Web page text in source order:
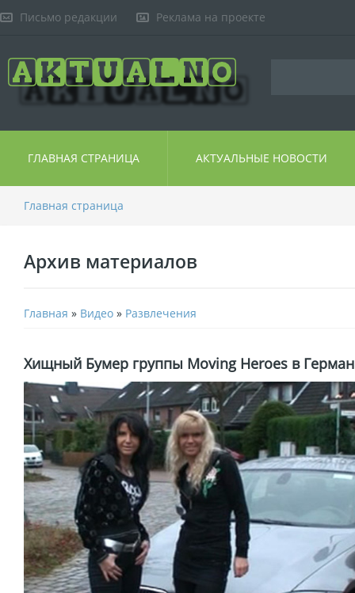
Письмо редакции Реклама на проекте
ГЛАВНАЯ СТРАНИЦА АКТУАЛЬНЫЕ НОВОСТИ
Главная страница
Архив материалов
Главная » Видео » Развлечения
Хищный Бумер группы Moving Heroes в